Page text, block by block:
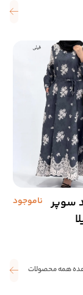
سوپر
ناموجود
همه محصولات